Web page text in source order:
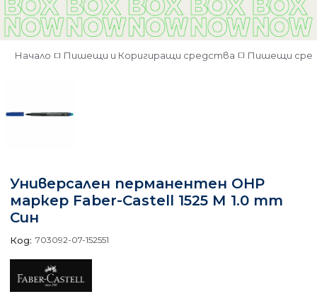
Начало Пишещи и Коригиращи средства Пишещи
Универсален перманентен OHP
маркер Faber-Castell 1525 М 1.0 mm
Син
Код: 703092-07-152551